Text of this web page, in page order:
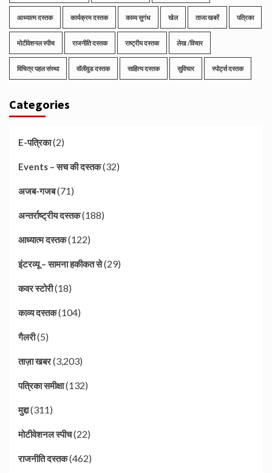
आध्यात्म दस्तक कार्यक्रम दस्तक काव्य सुगंध खेल ताजा खबरें पत्रिका
मोटीवेशनल स्पीच राजनीति दस्तक राष्ट्रीय दस्तक लेख /विचार
विचित्र पहल संस्था वॉलीवुड दस्तक साहित्य दस्तक सुविचार स्पोर्ट्स दस्तक
Categories
E-पत्रिका(2)
Events – सच की दस्तक(32)
अजब-गजब(71)
अन्तर्राष्ट्रीय दस्तक(188)
आध्यात्म दस्तक(122)
इंटरव्यू – सामना हकीकत से(29)
कवर स्टोरी(18)
काव्य दस्तक(104)
गैलरी(5)
ताज़ा खबर(3,203)
पत्रिका समीक्षा(132)
मुद्दा(311)
मोटीवेशनल स्पीच(22)
राजनीति दस्तक(462)